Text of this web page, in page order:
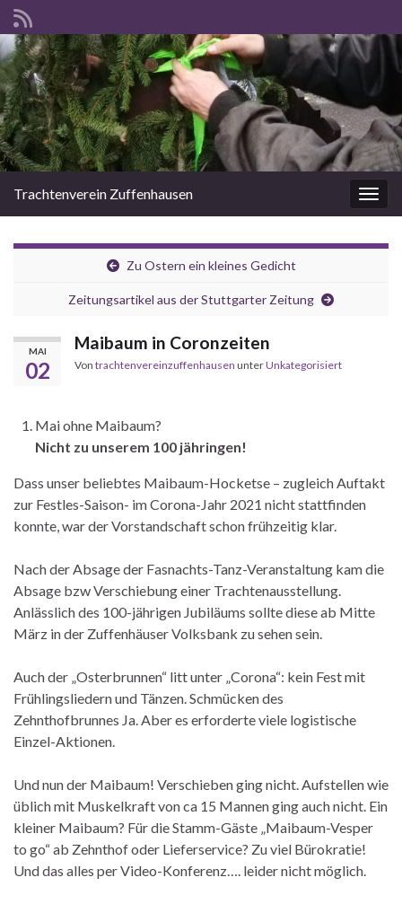
Trachtenverein Zuffenhausen
Zu Ostern ein kleines Gedicht
Zeitungsartikel aus der Stuttgarter Zeitung
MAI
02
Maibaum in Coronzeiten
Von trachtenvereinzuffenhausen unterUnkategorisiert
Mai ohne Maibaum?
Nicht zu unserem 100 jähringen!
Dass unser beliebtes Maibaum-Hocketse – zugleich Auftakt
zur Festles-Saison- im Corona-Jahr 2021 nicht stattfinden
konnte, war der Vorstandschaft schon frühzeitig klar.
Nach der Absage der Fasnachts-Tanz-Veranstaltung kam die
Absage bzw Verschiebung einer Trachtenausstellung.
Anlässlich des 100-jährigen Jubiläums sollte diese ab Mitte
März in der Zuffenhäuser Volksbank zu sehen sein.
Auch der „Osterbrunnen“ litt unter „Corona“: kein Fest mit
Frühlingsliedern und Tänzen. Schmücken des
Zehnthofbrunnes Ja. Aber es erforderte viele logistische
Einzel-Aktionen.
Und nun der Maibaum! Verschieben ging nicht. Aufstellen wie
üblich mit Muskelkraft von ca 15 Mannen ging auch nicht. Ein
kleiner Maibaum? Für die Stamm-Gäste „Maibaum-Vesper
to go“ ab Zehnthof oder Lieferservice? Zu viel Bürokratie!
Und das alles per Video-Konferenz…. leider nicht möglich.